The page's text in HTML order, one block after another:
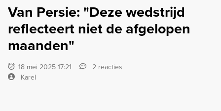
Van Persie: "Deze wedstrijd
reflecteert niet de afgelopen
maanden"
18 mei 2025 17:21
2 reacties
Karel